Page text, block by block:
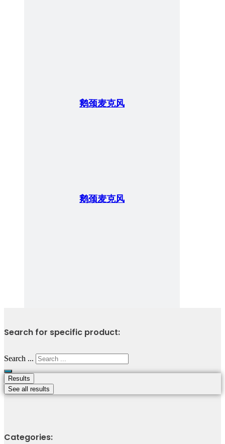
鹅颈麦克风
鹅颈麦克风
Search for specific product:
Search ...
Results
See all results
Categories: